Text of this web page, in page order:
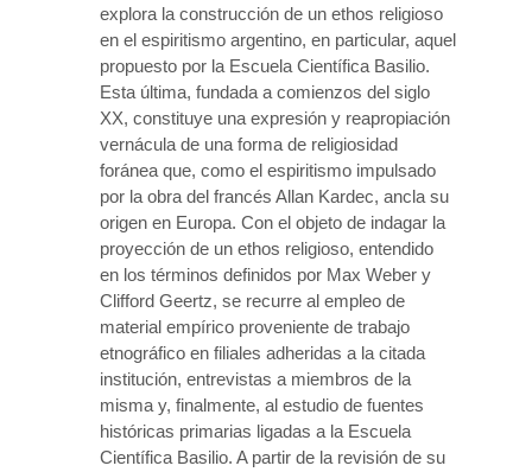
explora la construcción de un ethos religioso
en el espiritismo argentino, en particular, aquel
propuesto por la Escuela Científica Basilio.
Esta última, fundada a comienzos del siglo
XX, constituye una expresión y reapropiación
vernácula de una forma de religiosidad
foránea que, como el espiritismo impulsado
por la obra del francés Allan Kardec, ancla su
origen en Europa. Con el objeto de indagar la
proyección de un ethos religioso, entendido
en los términos definidos por Max Weber y
Clifford Geertz, se recurre al empleo de
material empírico proveniente de trabajo
etnográfico en filiales adheridas a la citada
institución, entrevistas a miembros de la
misma y, finalmente, al estudio de fuentes
históricas primarias ligadas a la Escuela
Científica Basilio. A partir de la revisión de su